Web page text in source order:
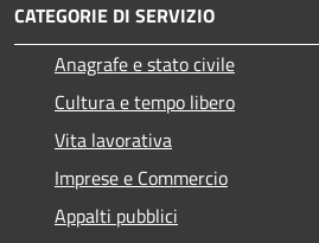
CATEGORIE DI SERVIZIO
Anagrafe e stato civile
Cultura e tempo libero
Vita lavorativa
Imprese e Commercio
Appalti pubblici